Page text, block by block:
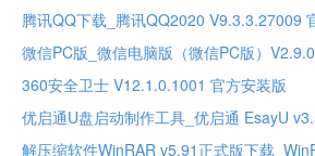
腾讯QQ下载_腾讯QQ2020 V9.3.3.27009
微信PC版_微信电脑版（微信PC版）
360安全卫士 V12.1.0.1001 官方安装版